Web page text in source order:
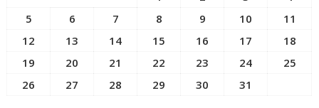
5
6 7 8 9 10
11
12
13 14 15 16 17
18
19
20 21 22 23 24
25
26
27 28 29 30 31